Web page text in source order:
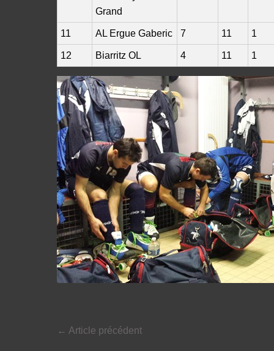
Grand
11 AL Ergue Gaberic 7 11 1
12 Biarritz OL 4 11 1
← Article précédent